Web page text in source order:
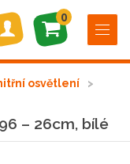
0
osvětlení
– 26cm, bílé